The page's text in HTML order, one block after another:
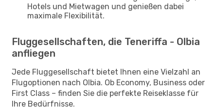
Hotels und Mietwagen und genießen dabei
maximale Flexibilität.
Fluggesellschaften, die Teneriffa - Olbia
anfliegen
Jede Fluggesellschaft bietet Ihnen eine Vielzahl an
Flugoptionen nach Olbia. Ob Economy, Business oder
First Class – finden Sie die perfekte Reiseklasse für
Ihre Bedürfnisse.